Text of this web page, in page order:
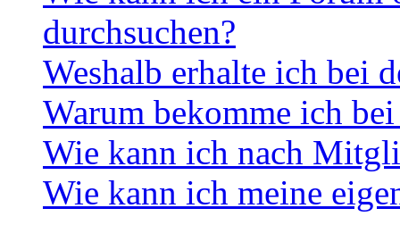
durchsuchen?
Weshalb erhalte ich bei
Warum bekomme ich
Wie kann ich nach
Wie kann ich meine